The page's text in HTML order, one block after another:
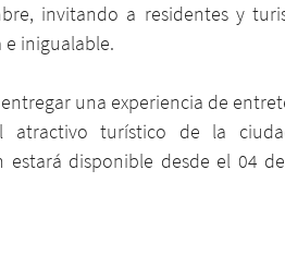
invitando a residentes y
e inigualable.
una experiencia de
turístico de la
estará disponible desde el 04